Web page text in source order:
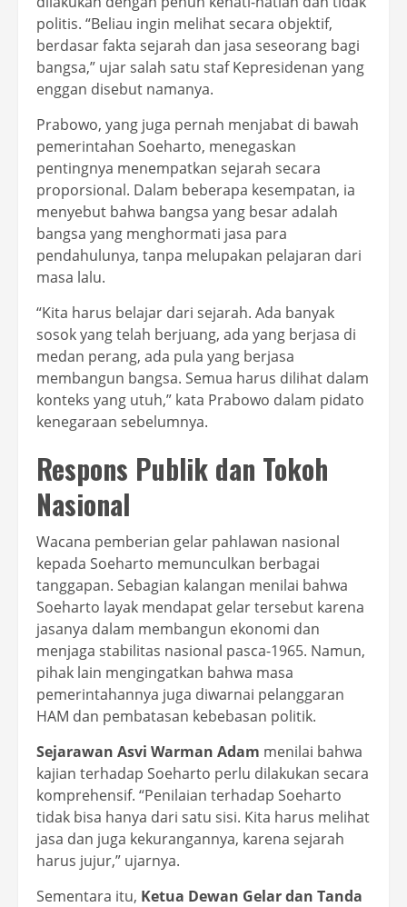
politis. “Beliau ingin melihat secara objektif,
berdasar fakta sejarah dan jasa seseorang bagi
bangsa,” ujar salah satu staf Kepresidenan yang
enggan disebut namanya.
Prabowo, yang juga pernah menjabat di bawah
pemerintahan Soeharto, menegaskan
pentingnya menempatkan sejarah secara
proporsional. Dalam beberapa kesempatan, ia
menyebut bahwa bangsa yang besar adalah
bangsa yang menghormati jasa para
pendahulunya, tanpa melupakan pelajaran dari
masa lalu.
“Kita harus belajar dari sejarah. Ada banyak
sosok yang telah berjuang, ada yang berjasa di
medan perang, ada pula yang berjasa
membangun bangsa. Semua harus dilihat dalam
konteks yang utuh,” kata Prabowo dalam pidato
kenegaraan sebelumnya.
Respons Publik dan Tokoh
Nasional
Wacana pemberian gelar pahlawan nasional
kepada Soeharto memunculkan berbagai
tanggapan. Sebagian kalangan menilai bahwa
Soeharto layak mendapat gelar tersebut karena
jasanya dalam membangun ekonomi dan
menjaga stabilitas nasional pasca-1965. Namun,
pihak lain mengingatkan bahwa masa
pemerintahannya juga diwarnai pelanggaran
HAM dan pembatasan kebebasan politik.
Sejarawan Asvi Warman Adam menilai bahwa
kajian terhadap Soeharto perlu dilakukan secara
komprehensif. “Penilaian terhadap Soeharto
tidak bisa hanya dari satu sisi. Kita harus melihat
jasa dan juga kekurangannya, karena sejarah
harus jujur,” ujarnya.
Sementara itu, Ketua Dewan Gelar dan Tanda